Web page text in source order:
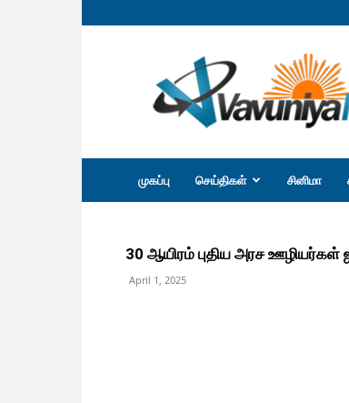
வவுனியா
நெற்
முகப்பு செய்திகள் சினிமா
30 ஆயிரம் புதிய அரச ஊழியர்கள்
April 1, 2025